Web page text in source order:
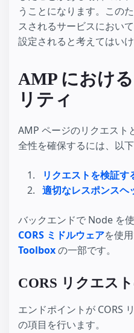
うことになります。この
スされるサービスにおい
設定されると考えてはいけ
AMP におけ
リティ
AMP ページのリクエスト
全性を確保するには、以
リクエストを検証す
適切なレスポンスヘ
バックエンドで Node を
CORS ミドルウェアを使
Toolboxの一部です。
CORS リクエス
エンドポイントが CORS
の項目を行います。